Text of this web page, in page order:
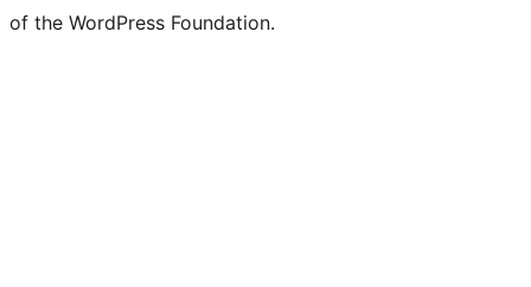
of the WordPress Foundation.